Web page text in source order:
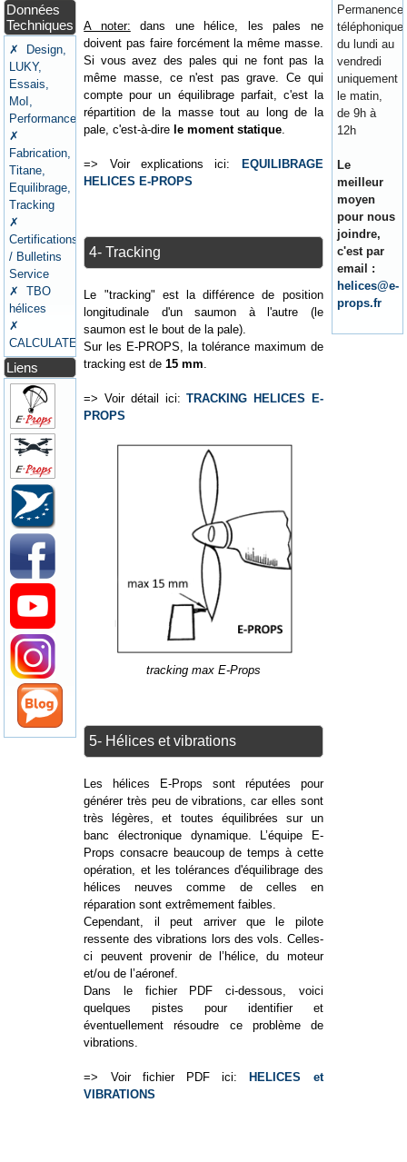
Données
Techniques
✗ Design,
LUKY,
Essais,
MoI,
Performances
✗
Fabrication,
Titane,
Equilibrage,
Tracking
✗
Certifications
/ Bulletins
Service
✗ TBO
hélices
✗
CALCULATEURS
Liens
A noter: dans une hélice, les pales ne
doivent pas faire forcément la même masse.
Si vous avez des pales qui ne font pas la
même masse, ce n'est pas grave. Ce qui
compte pour un équilibrage parfait, c'est la
répartition de la masse tout au long de la
pale, c'est-à-dire le moment statique
=> Voir explications ici:
EQUILIBRAGE
HELICES E-PROPS
4- Tracking
Le "tracking" est la différence de position
longitudinale d'un saumon à l'autre (le
saumon est le bout de la pale).
Sur les E-PROPS, la tolérance maximum de
tracking est de15 mm.
=> Voir détail ici:TRACKING HELICES E-
PROPS
tracking max E-Props
5- Hélices et vibrations
Les hélices E-Props sont réputées pour
générer très peu de vibrations, car elles sont
très légères, et toutes équilibrées sur un
banc électronique dynamique. L’équipe E-
Props consacre beaucoup de temps à cette
opération, et les tolérances d'équilibrage des
hélices neuves comme de celles en
réparation sont extrêmement faibles.
Cependant, il peut arriver que le pilote
ressente des vibrations lors des vols. Celles-
ci peuvent provenir de l’hélice, du moteur
et/ou de l’aéronef.
Dans le fichier PDF ci-dessous, voici
quelques pistes pour identifier et
éventuellement résoudre ce problème de
vibrations.
=> Voir fichier PDF ici:
HELICES et
VIBRATIONS
Permanence
téléphonique
du lundi au
vendredi
uniquement
le matin,
de 9h à
12h
Le
meilleur
moyen
pour nous
joindre,
c'est par
email :
helices@e-
props.fr